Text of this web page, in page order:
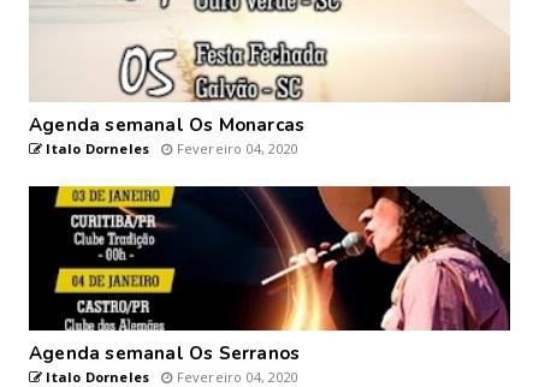
Agenda semanal Os Monarcas
Italo Dorneles Fevereiro 04, 2020
Agenda semanal Os Serranos
Italo Dorneles Fevereiro 04, 2020